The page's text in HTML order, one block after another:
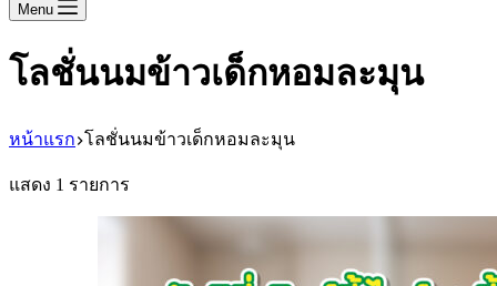
Menu
โลชั่นนมข้าวเด็กหอมละมุน
หน้าแรก โลชั่นนมข้าวเด็กหอมละมุน
แสดง 1 รายการ